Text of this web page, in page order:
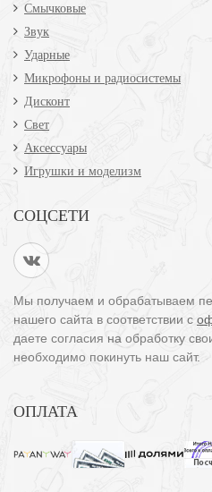
Смычковые
Звук
Ударные
Микрофоны и радиосистемы
Дисконт
Свет
Аксессуары
Игрушки и моделизм
СОЦСЕТИ
Мы получаем и обрабатываем
нашего сайта в соответствии с
даете согласия на обработку
необходимо покинуть наш сайт.
ОПЛАТА